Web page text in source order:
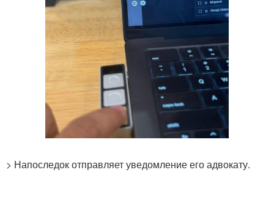
> Напоследок отправляет уведомление его адвокату.